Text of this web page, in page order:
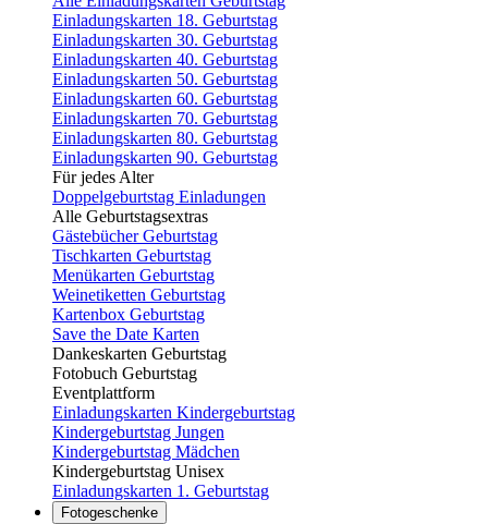
Einladungskarten 18. Geburtstag
Einladungskarten 30. Geburtstag
Einladungskarten 40. Geburtstag
Einladungskarten 50. Geburtstag
Einladungskarten 60. Geburtstag
Einladungskarten 70. Geburtstag
Einladungskarten 80. Geburtstag
Einladungskarten 90. Geburtstag
Für jedes Alter
Doppelgeburtstag Einladungen
Alle Geburtstagsextras
Gästebücher Geburtstag
Tischkarten Geburtstag
Menükarten Geburtstag
Weinetiketten Geburtstag
Kartenbox Geburtstag
Save the Date Karten
Dankeskarten Geburtstag
Fotobuch Geburtstag
Eventplattform
Einladungskarten Kindergeburtstag
Kindergeburtstag Jungen
Kindergeburtstag Mädchen
Kindergeburtstag Unisex
Einladungskarten 1. Geburtstag
Fotogeschenke